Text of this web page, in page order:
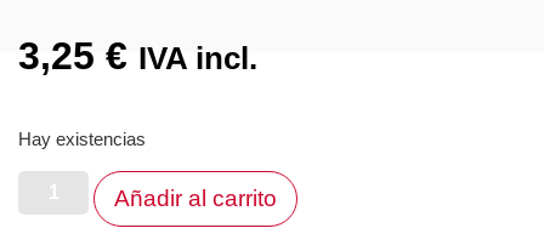
3,25 € IVA incl.
Hay existencias
Añadir al carrito